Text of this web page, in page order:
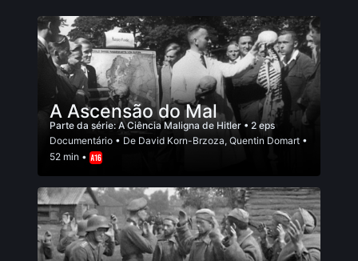
A Ascensão do Mal
Parte da série: A Ciência Maligna de Hitler • 2 eps
Documentário • De David Korn-Brzoza, Quentin Domart •
52 min •